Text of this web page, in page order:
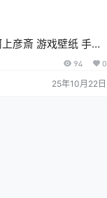
彦斎 游戏壁纸 手机
94
0
25年10月22日